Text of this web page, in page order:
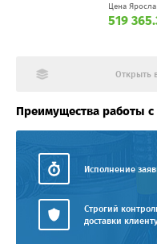
Цена
519
Открыть
Преимущества работы
Исполнение
Строгий
доставки